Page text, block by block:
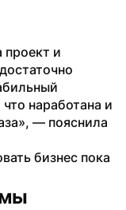
проект и
наработана и
— пояснила
бизнес пока